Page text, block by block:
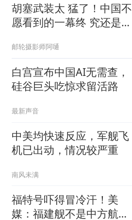
胡塞武装太 猛了！中国不
愿看到的一幕终 究还是发
邮轮摄影师阿嗵
白宫宣布中国AI无需查，
硅谷巨头吃惊求留活路
最新声音
中美均快速反应，军舰飞
机已出动，情况较严重
南风未满
福特号吓得冒冷汗！美
媒：福建舰不是中方航母